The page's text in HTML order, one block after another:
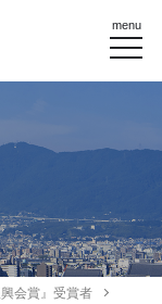
menu
会賞』受賞者